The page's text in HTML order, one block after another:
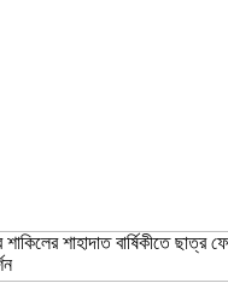
শাহাদাত বার্ষিকীতে ছাত্র